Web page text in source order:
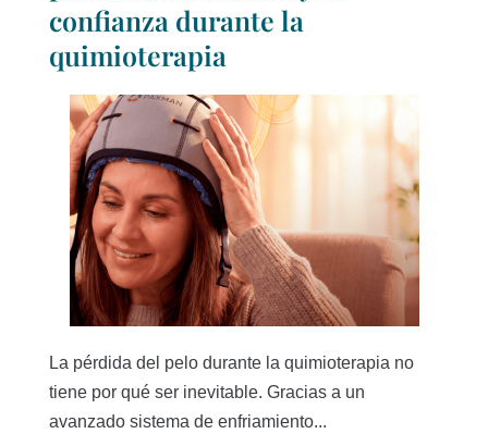
confianza durante la
quimioterapia
La pérdida del pelo durante la quimioterapia no
tiene por qué ser inevitable. Gracias a un
avanzado sistema de enfriamiento...